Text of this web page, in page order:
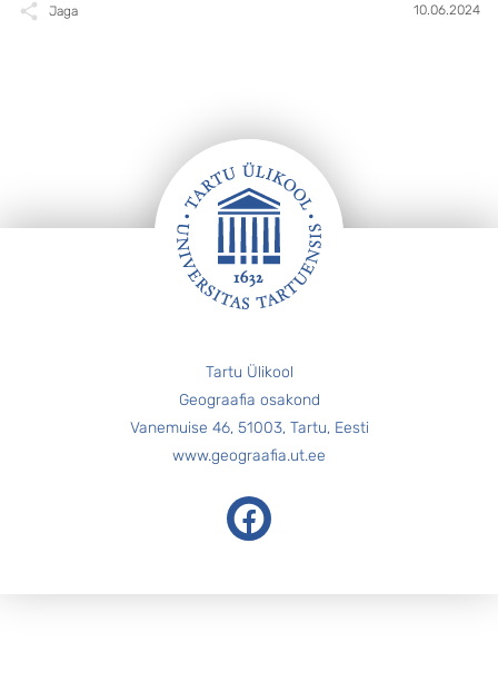
Jaga 10.06.2024
Tartu Ülikool
Geograafia osakond
Vanemuise 46, 51003, Tartu, Eesti
www.geograafia.ut.ee
Facebook